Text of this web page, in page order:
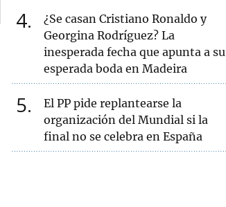
4
¿Se casan Cristiano Ronaldo y
Georgina Rodríguez? La
inesperada fecha que apunta a su
esperada boda en Madeira
5
El PP pide replantearse la
organización del Mundial si la
final no se celebra en España